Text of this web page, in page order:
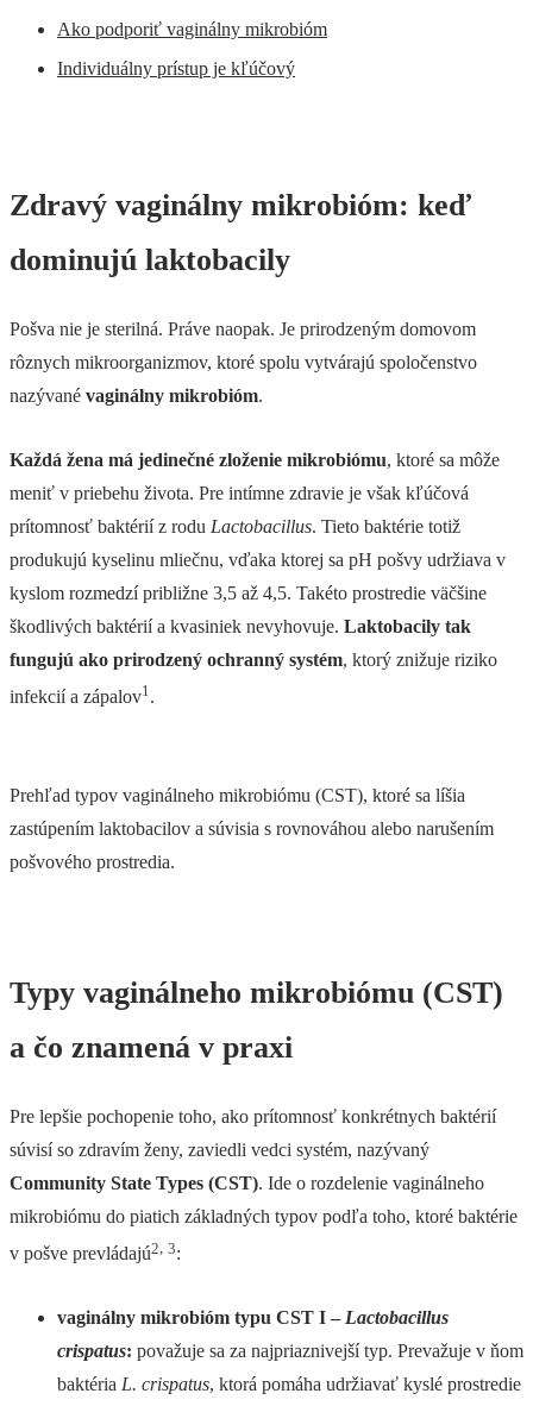
Ako podporiť vaginálny mikrobióm
Individuálny prístup je kľúčový
Zdravý vaginálny mikrobióm: keď
dominujú laktobacily
Pošva nie je sterilná. Práve naopak. Je prirodzeným domovom
rôznych mikroorganizmov, ktoré spolu vytvárajú spoločenstvo
nazývané vaginálny mikrobióm.
Každá žena má jedinečné zloženie mikrobiómu, ktoré sa môže
meniť v priebehu života. Pre intímne zdravie je však kľúčová
prítomnosť baktérií z rodu Lactobacillus. Tieto baktérie totiž
produkujú kyselinu mliečnu, vďaka ktorej sa pH pošvy udržiava v
kyslom rozmedzí približne 3,5 až 4,5. Takéto prostredie väčšine
škodlivých baktérií a kvasiniek nevyhovuje. Laktobacily tak
fungujú ako prirodzený ochranný systém, ktorý znižuje riziko
infekcií a zápalov1 .
Prehľad typov vaginálneho mikrobiómu (CST), ktoré sa líšia
zastúpením laktobacilov a súvisia s rovnováhou alebo narušením
pošvového prostredia.
Typy vaginálneho mikrobiómu (CST)
a čo znamená v praxi
Pre lepšie pochopenie toho, ako prítomnosť konkrétnych baktérií
súvisí so zdravím ženy, zaviedli vedci systém, nazývaný
Community State Types (CST). Ide o rozdelenie vaginálneho
mikrobiómu do piatich základných typov podľa toho, ktoré baktérie
v pošve prevládajú2, 3:
vaginálny mikrobióm typu CST I – Lactobacillus
crispatus: považuje sa za najpriaznivejší typ. Prevažuje v ňom
baktéria L. crispatus, ktorá pomáha udržiavať kyslé prostredie